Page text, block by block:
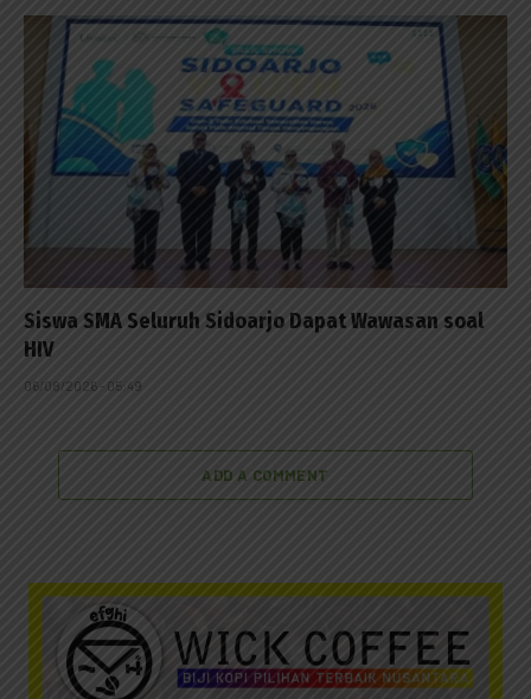
Siswa SMA Seluruh Sidoarjo Dapat Wawasan soal
HIV
06/08/2026 - 05:49
ADD A COMMENT